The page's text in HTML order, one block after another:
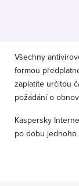
Všechny
formou
zaplatíte určitou
požádání o
Kaspersky
po dobu jednoho